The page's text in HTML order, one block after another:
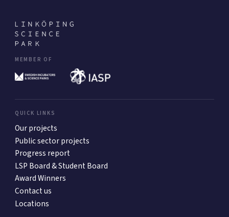
MEMBER OF
QUICK LINKS
Our projects
Public sector projects
Progress report
LSP Board & Student Board
Award Winners
Contact us
Locations